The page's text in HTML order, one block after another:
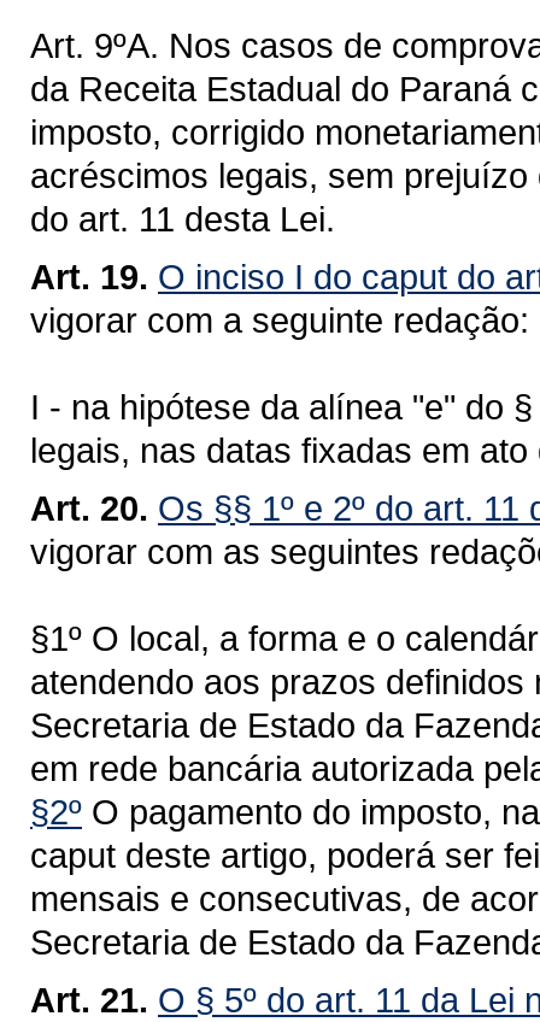
Art. 9ºA. Nos casos de
da Receita Estadual do Paraná
imposto, corrigido
acréscimos legais, sem
do art. 11 desta Lei.
Art. 19. O inciso I do caput do
vigorar com a seguinte redação:
I - na hipótese da alínea "e" do
legais, nas datas fixadas em
Art. 20. Os §§ 1º e 2º do art. 11
vigorar com as seguintes
§1º O local, a forma e o
atendendo aos prazos
Secretaria de Estado da
em rede bancária autorizada
§2º O pagamento do imposto,
caput deste artigo, poderá ser
mensais e consecutivas, de
Secretaria de Estado da
Art. 21. O § 5º do art. 11 da Lei